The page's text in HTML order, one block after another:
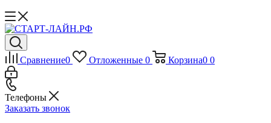
Сравнение0 Отложенные 0 Корзина0 0
Телефоны
Заказать звонок